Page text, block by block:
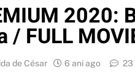
2020:
/ FULL
de César 6 ani ago 23